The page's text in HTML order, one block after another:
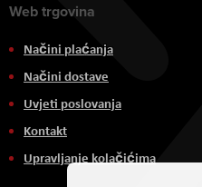
Web trgovina
Načini plaćanja
Načini dostave
Uvjeti poslovanja
Kontakt
Upravljanje kolačićima